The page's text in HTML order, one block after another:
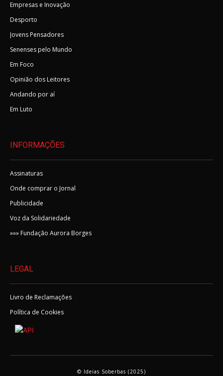
Empresas e Inovação
Desporto
Jovens Pensadores
Senenses pelo Mundo
Em Foco
Opinião dos Leitores
Andando por aí
Em Luto
INFORMAÇÕES
Assinaturas
Onde comprar o Jornal
Publicidade
Voz da Solidariedade
»»» Fundação Aurora Borges
LEGAL
Livro de Reclamações
Política de Cookies
© Ideias Soberbas (2025)